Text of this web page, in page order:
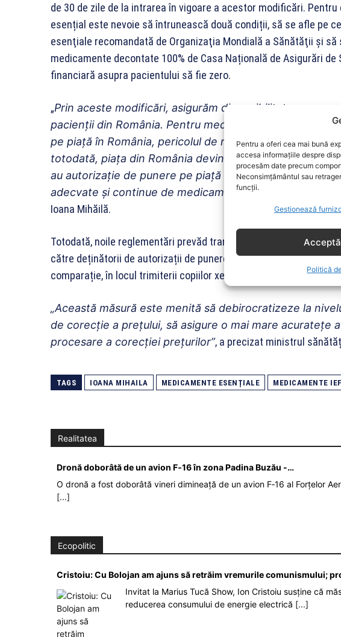
Pentru a oferi cea mai bună
accesa informațiile despre
procesăm date precum
Neconsimțământul sau
funcții.
Gestionează
Acceptă
Politică
de 30 de zile de la intrarea în vigoare a acestor modificări.
esențial este nevoie să întrunească două condiții, să se afle pe
esenţiale recomandată de Organizaţia Mondială a Sănătăţii și
medicamente decontate 100% de Casa Națională de Asigurări
financiară asupra pacientului să fie zero.
„Prin aceste modificări, asigurăm disponibilitatea unor
pacienții din România. Pentru medicamentele pentru
pe piață în România, pericolul de retragere din țară se
totodată, piața din România devine atractivă pentru
au autorizație de punere pe piață în acest moment,
adecvate și continue de medicamente în farmacii și
Ioana Mihăilă.
Totodată, noile reglementări prevăd transmiterea în format
către deținătorii de autorizații de punere pe piață, a datelor
comparație, în locul trimiterii copiilor xerox ale respectivelor
„Această măsură este menită să debirocratizeze la
de corecție a prețului, să asigure o mai mare acuratețe
procesare a corecției prețurilor”, a precizat ministrul
TAGS IOANA MIHAILA MEDICAMENTE ESENȚIALE MEDICAMENTE
Realitatea
Dronă doborâtă de un avion F‑16 în zona Padina Buzău -…
O dronă a fost doborâtă vineri dimineață de un avion F‑16 al Forțelor
[...]
Ecopolitic
Cristoiu: Cu Bolojan am ajuns să retrăim vremurile comunismului;
Invitat la Marius Tucă Show, Ion Cristoiu susține că
reducerea consumului de energie electrică [...]